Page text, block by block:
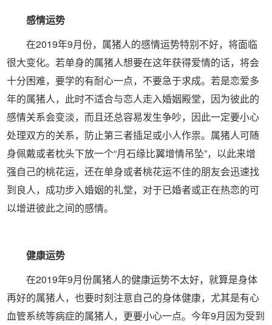
感情运势
在2019年9月份，属猪人的感情运势特别不好，将面临
很大变化。若单身的属猪人想要在这年获得爱情的话，将会
十分困难，要学的有耐心一点，不要急于求成。若是恋爱多
年的属猪人，此时不适合与恋人走入婚姻殿堂，因为彼此的
感情关系会变淡，而且还总容易发生争吵，因此一定要小心
处理双方的关系，防止第三者插足或小人作祟。属猪人可随
身佩戴或者枕头下放一个“月石缘比翼增情吊坠”，以此来增
强自己的桃花运，还在单身或者桃花运不佳的朋友会迅速找
到良人，成功步入婚姻的礼堂，对于已婚者或正在热恋的可
以增进彼此之间的感情。
健康运势
在2019年9月份属猪人的健康运势不太好，就算是身体
再好的属猪人，也要时刻注意自己的身体健康，尤其是有心
血管系统等病症的属猪人，更要小心一点。今年9月因为受到